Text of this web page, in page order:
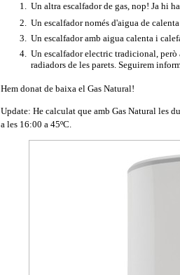
Un altra escalfador de gas, nop! Ja hi
Un escalfador només d'aigua de
Un escalfador amb aigua calenta i
Un escalfador electric tradicional, però
radiadors de les parets. Seguirem
Hem donat de baixa el Gas Natural!
Update: He calculat que amb Gas Natural les
a les 16:00 a 45ºC.